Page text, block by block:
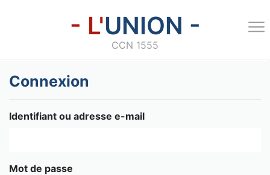
- L'UNION -
CCN 1555
Connexion
Identifiant ou adresse e-mail
Mot de passe